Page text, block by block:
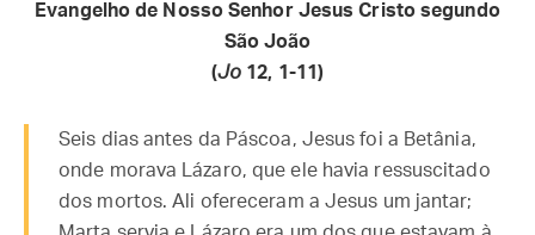
Evangelho de Nosso Senhor Jesus Cristo segundo
São João
(Jo 12, 1-11)
Seis dias antes da Páscoa, Jesus foi a Betânia,
onde morava Lázaro, que ele havia ressuscitado
dos mortos. Ali ofereceram a Jesus um jantar;